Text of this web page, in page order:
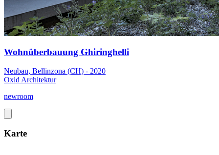
Wohnüberbauung Ghiringhelli
Neubau, Bellinzona (CH) - 2020
Oxid Architektur
newroom
Karte